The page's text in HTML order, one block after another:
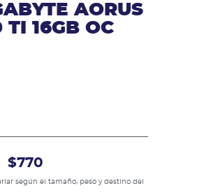
AORUS
16GB OC
$770
según el tamaño, peso y destino del